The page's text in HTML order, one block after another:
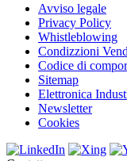
Avviso legale
Privacy Policy
Whistleblowing
Condizzioni
Codice di
Sitemap
Elettronica
Newsletter
Cookies